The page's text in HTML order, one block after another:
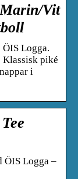
Vit
Logga.
Klassisk piké
i
ÖIS Logga –